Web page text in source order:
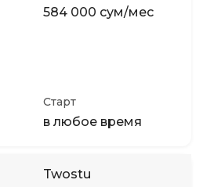
584 000 сум/мес
Старт
в любое время
Twostu